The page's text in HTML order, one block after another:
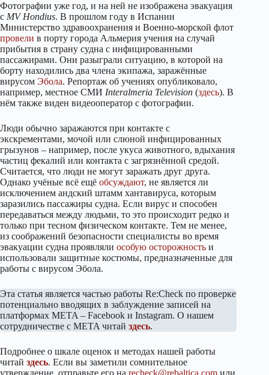
Фотографии уже год, и на ней не изображена эвакуация
с MV Hondius. В прошлом году в Испании
Министерство здравоохранения и Военно-морской флот
провели в порту города Альмерия учения на случай
прибытия в страну судна с инфицированными
пассажирами. Они разыграли ситуацию, в которой на
борту находились два члена экипажа, заражённые
вирусом Эбола. Репортаж об учениях опубликовало,
например, местное СМИ Interalmeria Television (здесь). В
нём также виден видеооператор с фотографии.
Люди обычно заражаются при контакте с
экскрементами, мочой или слюной инфицированных
грызунов – например, после укуса животного, вдыхания
частиц фекалий или контакта с загрязнённой средой.
Считается, что люди не могут заражать друг друга.
Однако учёные всё ещё обсуждают, не является ли
исключением андский штамм хантавируса, которым
заразились пассажиры судна. Если вирус и способен
передаваться между людьми, то это происходит редко и
только при тесном физическом контакте. Тем не менее,
из соображений безопасности специалисты во время
эвакуации судна проявляли особую осторожность и
использовали защитные костюмы, предназначенные для
работы с вирусом Эбола.
Эта статья является частью работы Re:Check по проверке
потенциально вводящих в заблуждение записей на
платформах META – Facebook и Instagram. О нашем
сотрудничестве с META читай здесь.
Подробнее о шкале оценок и методах нашей работы
читай здесь. Если вы заметили сомнительное